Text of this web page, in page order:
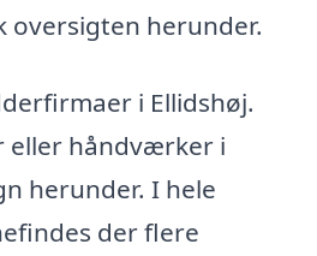
oversigten herunder.
i Ellidshøj.
eller håndværker i
herunder. I hele
der flere